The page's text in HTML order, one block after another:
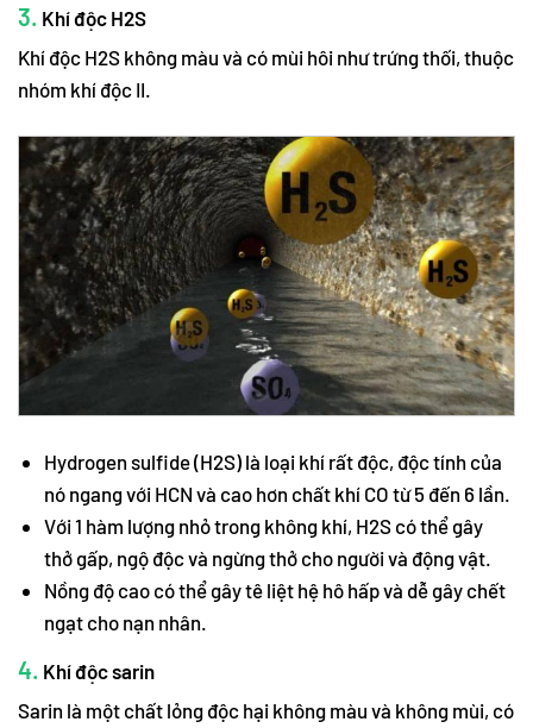
3. Khí độc H2S
Khí độc H2S không màu và có mùi hôi như trứng thối, thuộc
nhóm khí độc II.
Hydrogen sulfide (H2S) là loại khí rất độc, độc tính của
nó ngang với HCN và cao hơn chất khí CO từ 5 đến 6 lần.
Với 1 hàm lượng nhỏ trong không khí, H2S có thể gây
thở gấp, ngộ độc và ngừng thở cho người và động vật.
Nồng độ cao có thể gây tê liệt hệ hô hấp và dễ gây chết
ngạt cho nạn nhân.
4. Khí độc sarin
Sarin là một chất lỏng độc hại không màu và không mùi, có